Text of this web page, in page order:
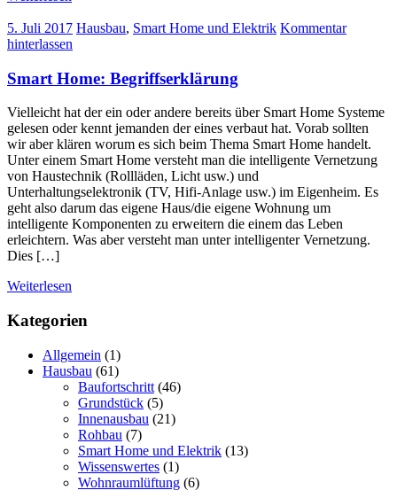
5. Juli 2017 Hausbau, Smart Home und Elektrik Kommentar
hinterlassen
Smart Home: Begriffserklärung
Vielleicht hat der ein oder andere bereits über Smart Home Systeme
gelesen oder kennt jemanden der eines verbaut hat. Vorab sollten
wir aber klären worum es sich beim Thema Smart Home handelt.
Unter einem Smart Home versteht man die intelligente Vernetzung
von Haustechnik (Rollläden, Licht usw.) und
Unterhaltungselektronik (TV, Hifi-Anlage usw.) im Eigenheim. Es
geht also darum das eigene Haus/die eigene Wohnung um
intelligente Komponenten zu erweitern die einem das Leben
erleichtern. Was aber versteht man unter intelligenter Vernetzung.
Dies […]
Weiterlesen
Kategorien
Allgemein (1)
Hausbau (61)
Baufortschritt (46)
Grundstück (5)
Innenausbau (21)
Rohbau (7)
Smart Home und Elektrik (13)
Wissenswertes (1)
Wohnraumlüftung (6)